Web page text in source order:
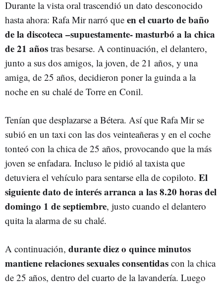
Durante la vista oral trascendió un dato desconocido
hasta ahora: Rafa Mir narró que en el cuarto de baño
de la discoteca –supuestamente- masturbó a la chica
de 21 años tras besarse. A continuación, el delantero,
junto a sus dos amigos, la joven, de 21 años, y una
amiga, de 25 años, decidieron poner la guinda a la
noche en su chalé de Torre en Conil.
Tenían que desplazarse a Bétera. Así que Rafa Mir se
subió en un taxi con las dos veinteañeras y en el coche
tonteó con la chica de 25 años, provocando que la más
joven se enfadara. Incluso le pidió al taxista que
detuviera el vehículo para sentarse ella de copiloto. El
siguiente dato de interés arranca a las 8.20 horas del
domingo 1 de septiembre, justo cuando el delantero
quita la alarma de su chalé.
A continuación, durante diez o quince minutos
mantiene relaciones sexuales consentidas con la chica
de 25 años, dentro del cuarto de la lavandería. Luego